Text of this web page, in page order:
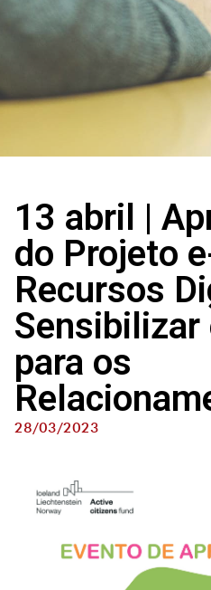
13 abril |
do Projeto
Recursos
Sensibilizar
para os
28/03/2023